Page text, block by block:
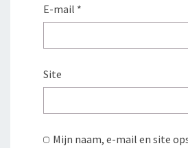
E-mail *
Site
Mijn naam, e-mail en site